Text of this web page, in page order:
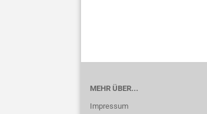
MEHR ÜBER...
Impressum